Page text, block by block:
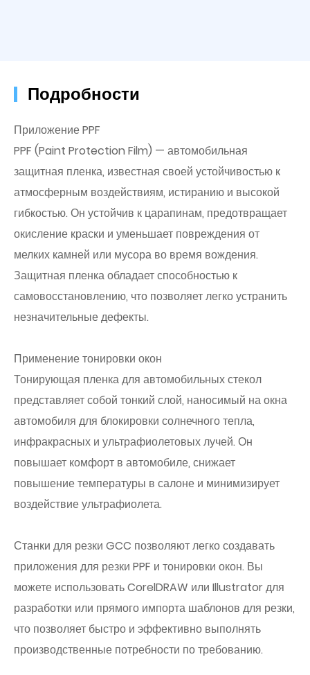
Подробности
Приложение PPF
PPF (Paint Protection Film) — автомобильная
защитная пленка, известная своей устойчивостью к
атмосферным воздействиям, истиранию и высокой
гибкостью. Он устойчив к царапинам, предотвращает
окисление краски и уменьшает повреждения от
мелких камней или мусора во время вождения.
Защитная пленка обладает способностью к
самовосстановлению, что позволяет легко устранить
незначительные дефекты.
Применение тонировки окон
Тонирующая пленка для автомобильных стекол
представляет собой тонкий слой, наносимый на окна
автомобиля для блокировки солнечного тепла,
инфракрасных и ультрафиолетовых лучей. Он
повышает комфорт в автомобиле, снижает
повышение температуры в салоне и минимизирует
воздействие ультрафиолета.
Станки для резки GCC позволяют легко создавать
приложения для резки PPF и тонировки окон. Вы
можете использовать CorelDRAW или Illustrator для
разработки или прямого импорта шаблонов для резки,
что позволяет быстро и эффективно выполнять
производственные потребности по требованию.